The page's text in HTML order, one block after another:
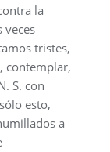
la
veces
tristes,
contemplar,
S. con
esto,
a